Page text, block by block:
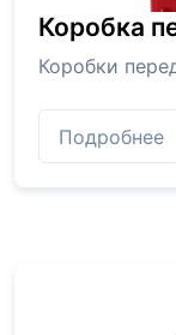
Коробка
Коробки
Подробнее